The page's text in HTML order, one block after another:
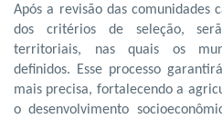
Após a revisão das comunidades
dos critérios de seleção,
territoriais, nas quais os
definidos. Esse processo
mais precisa, fortalecendo a
o desenvolvimento